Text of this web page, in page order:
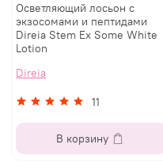
Осветляющий лосьон с
экзосомами и пептидами
Direia Stem Ex Some White
Lotion
Direia
11
В корзину